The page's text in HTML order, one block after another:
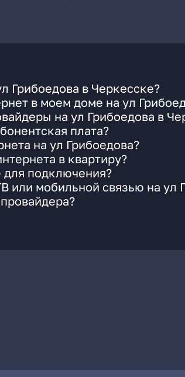
Грибоедова в Черкесске?
в моем доме на ул
на ул Грибоедова в
плата?
на ул Грибоедова?
в квартиру?
для подключения?
или мобильной связью на ул